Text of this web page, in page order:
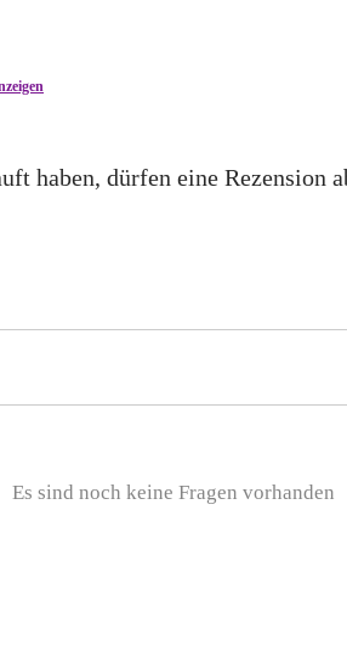
haben, dürfen eine Rezension
Es sind noch keine Fragen vorhanden